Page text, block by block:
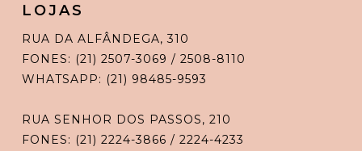
LOJAS
RUA DA ALFÂNDEGA, 310
FONES: (21) 2507-3069 / 2508-8110
WHATSAPP: (21) 98485-9593
RUA SENHOR DOS PASSOS, 210
FONES: (21) 2224-3866 / 2224-4233